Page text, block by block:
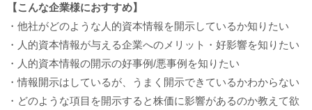
【こんな企業様におすすめ】
・他社がどのような人的資本情報を開示しているか知りたい
・人的資本情報が与える企業へのメリット・好影響を知りたい
・人的資本情報の開示の好事例/悪事例を知りたい
・情報開示はしているが、うまく開示できているかわからない
・どのような項目を開示すると株価に影響があるのか教えて欲